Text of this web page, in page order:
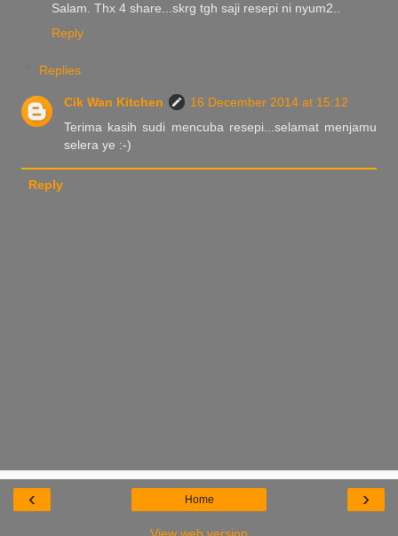
Salam. Thx 4 share...skrg tgh saji resepi ni nyum2..
Reply
Replies
Cik Wan Kitchen
16 December 2014 at 15:12
Terima kasih sudi mencuba resepi...selamat menjamu
selera ye :-)
Reply
‹ ›
Home